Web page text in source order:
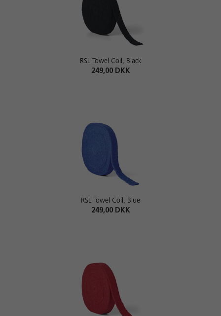
RSL Towel Coil, Black
249,00 DKK
RSL Towel Coil, Blue
249,00 DKK